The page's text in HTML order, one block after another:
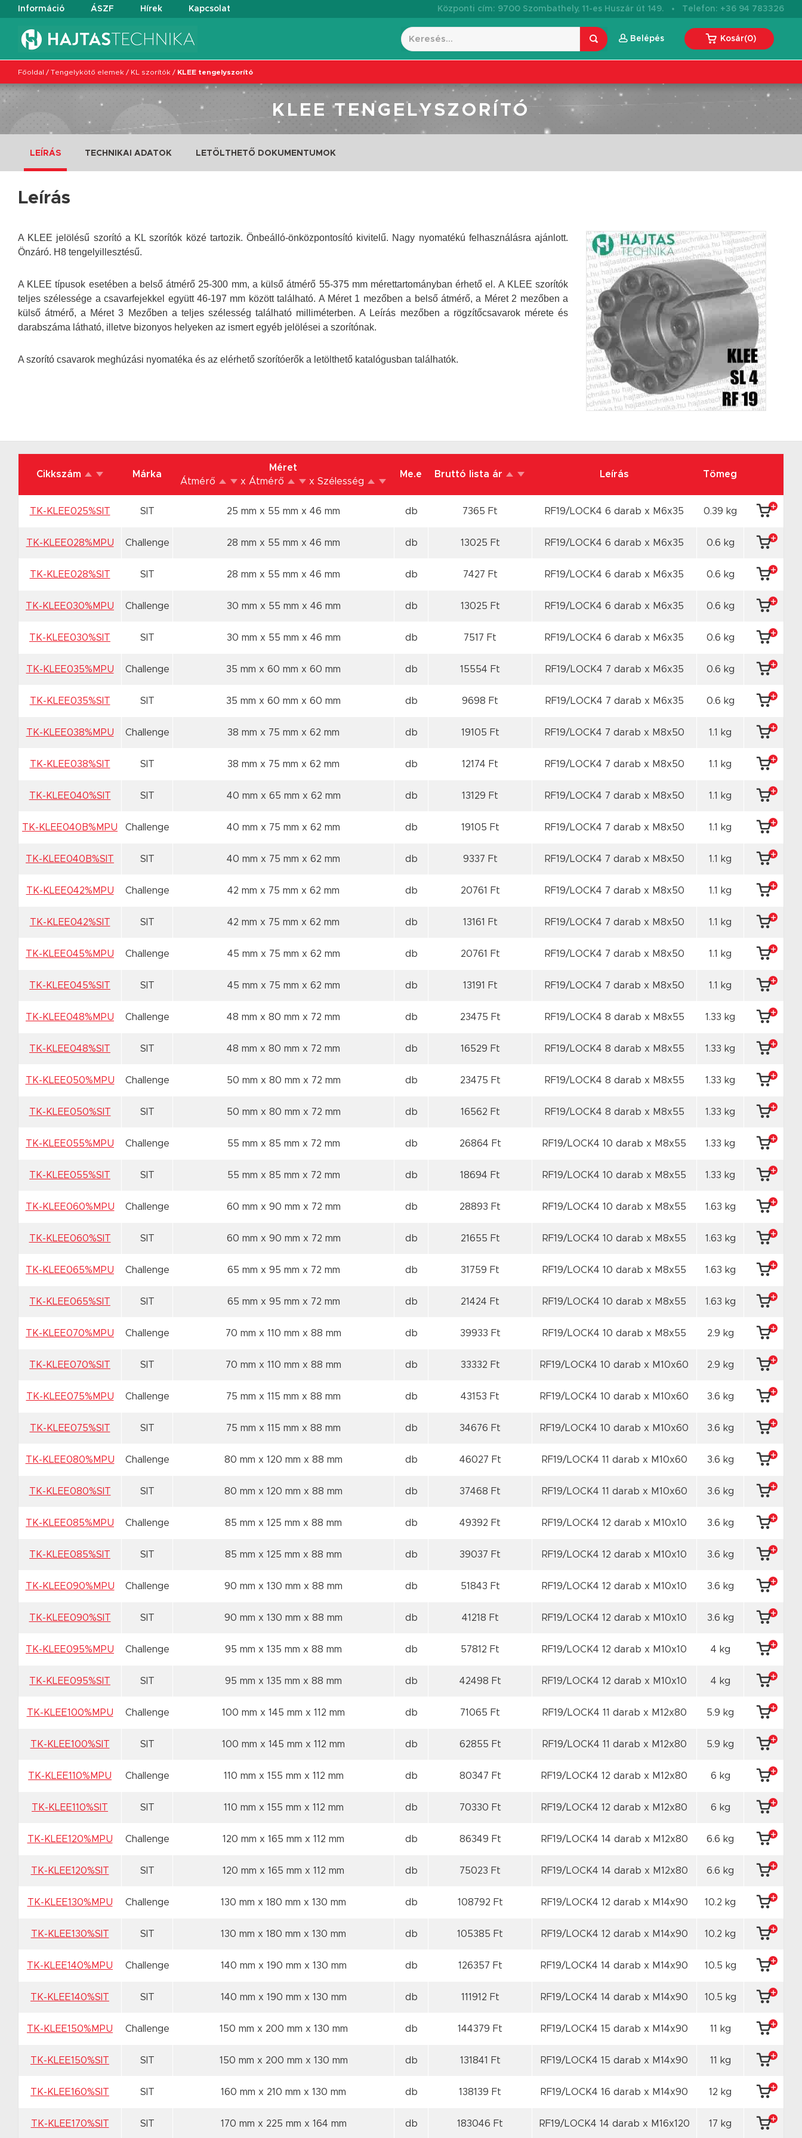
Információ ÁSZF Hírek Kapcsolat Központi cím: 9700 Szombathely, 11-es Huszár út 149. · Telefon: +36 94 783326
Belépés Kosár(0)
Főoldal / Tengelykötő elemek / KL szorítók / KLEE tengelyszorító
KLEE TENGELYSZORÍTÓ
LEÍRÁS TECHNIKAI ADATOK LETÖLTHETŐ DOKUMENTUMOK
Leírás
A KLEE jelölésű szorító a KL szorítók közé tartozik. Önbeálló-önközpontosító kivitelű. Nagy nyomatékú felhasználásra ajánlott.
Önzáró. H8 tengelyillesztésű.
A KLEE típusok esetében a belső átmérő 25-300 mm, a külső átmérő 55-375 mm mérettartományban érhető el. A KLEE szorítók
teljes szélessége a csavarfejekkel együtt 46-197 mm között található. A Méret 1 mezőben a belső átmérő, a Méret 2 mezőben a
külső átmérő, a Méret 3 Mezőben a teljes szélesség található milliméterben. A Leírás mezőben a rögzítőcsavarok mérete és
darabszáma látható, illetve bizonyos helyeken az ismert egyéb jelölései a szorítónak.
A szorító csavarok meghúzási nyomatéka és az elérhető szorítóerők a letölthető katalógusban találhatók.
Cikkszám Márka
Méret
Átmérő
x Átmérő x Szélesség
Me.e Bruttó lista ár Leírás Tömeg
TK-KLEE025%SIT SIT 25 mm x 55 mm x 46 mm db 7365 Ft RF19/LOCK4 6 darab x M6x35 0.39 kg
TK-KLEE028%MPU Challenge 28 mm x 55 mm x 46 mm db 13025 Ft RF19/LOCK4 6 darab x M6x35 0.6 kg
TK-KLEE028%SIT SIT 28 mm x 55 mm x 46 mm db 7427 Ft RF19/LOCK4 6 darab x M6x35 0.6 kg
TK-KLEE030%MPU Challenge 30 mm x 55 mm x 46 mm db 13025 Ft RF19/LOCK4 6 darab x M6x35 0.6 kg
TK-KLEE030%SIT SIT 30 mm x 55 mm x 46 mm db 7517 Ft RF19/LOCK4 6 darab x M6x35 0.6 kg
TK-KLEE035%MPU Challenge 35 mm x 60 mm x 60 mm db 15554 Ft RF19/LOCK4 7 darab x M6x35 0.6 kg
TK-KLEE035%SIT SIT 35 mm x 60 mm x 60 mm db 9698 Ft RF19/LOCK4 7 darab x M6x35 0.6 kg
TK-KLEE038%MPU Challenge 38 mm x 75 mm x 62 mm db 19105 Ft RF19/LOCK4 7 darab x M8x50 1.1 kg
TK-KLEE038%SIT SIT 38 mm x 75 mm x 62 mm db 12174 Ft RF19/LOCK4 7 darab x M8x50 1.1 kg
TK-KLEE040%SIT SIT 40 mm x 65 mm x 62 mm db 13129 Ft RF19/LOCK4 7 darab x M8x50 1.1 kg
TK-KLEE040B%MPU Challenge 40 mm x 75 mm x 62 mm db 19105 Ft RF19/LOCK4 7 darab x M8x50 1.1 kg
TK-KLEE040B%SIT SIT 40 mm x 75 mm x 62 mm db 9337 Ft RF19/LOCK4 7 darab x M8x50 1.1 kg
TK-KLEE042%MPU Challenge 42 mm x 75 mm x 62 mm db 20761 Ft RF19/LOCK4 7 darab x M8x50 1.1 kg
TK-KLEE042%SIT SIT 42 mm x 75 mm x 62 mm db 13161 Ft RF19/LOCK4 7 darab x M8x50 1.1 kg
TK-KLEE045%MPU Challenge 45 mm x 75 mm x 62 mm db 20761 Ft RF19/LOCK4 7 darab x M8x50 1.1 kg
TK-KLEE045%SIT SIT 45 mm x 75 mm x 62 mm db 13191 Ft RF19/LOCK4 7 darab x M8x50 1.1 kg
TK-KLEE048%MPU Challenge 48 mm x 80 mm x 72 mm db 23475 Ft RF19/LOCK4 8 darab x M8x55 1.33 kg
TK-KLEE048%SIT SIT 48 mm x 80 mm x 72 mm db 16529 Ft RF19/LOCK4 8 darab x M8x55 1.33 kg
TK-KLEE050%MPU Challenge 50 mm x 80 mm x 72 mm db 23475 Ft RF19/LOCK4 8 darab x M8x55 1.33 kg
TK-KLEE050%SIT SIT 50 mm x 80 mm x 72 mm db 16562 Ft RF19/LOCK4 8 darab x M8x55 1.33 kg
TK-KLEE055%MPU Challenge 55 mm x 85 mm x 72 mm db 26864 Ft RF19/LOCK4 10 darab x M8x55 1.33 kg
TK-KLEE055%SIT SIT 55 mm x 85 mm x 72 mm db 18694 Ft RF19/LOCK4 10 darab x M8x55 1.33 kg
TK-KLEE060%MPU Challenge 60 mm x 90 mm x 72 mm db 28893 Ft RF19/LOCK4 10 darab x M8x55 1.63 kg
TK-KLEE060%SIT SIT 60 mm x 90 mm x 72 mm db 21655 Ft RF19/LOCK4 10 darab x M8x55 1.63 kg
TK-KLEE065%MPU Challenge 65 mm x 95 mm x 72 mm db 31759 Ft RF19/LOCK4 10 darab x M8x55 1.63 kg
TK-KLEE065%SIT SIT 65 mm x 95 mm x 72 mm db 21424 Ft RF19/LOCK4 10 darab x M8x55 1.63 kg
TK-KLEE070%MPU Challenge 70 mm x 110 mm x 88 mm db 39933 Ft RF19/LOCK4 10 darab x M8x55 2.9 kg
TK-KLEE070%SIT SIT 70 mm x 110 mm x 88 mm db 33332 Ft RF19/LOCK4 10 darab x M10x60 2.9 kg
TK-KLEE075%MPU Challenge 75 mm x 115 mm x 88 mm db 43153 Ft RF19/LOCK4 10 darab x M10x60 3.6 kg
TK-KLEE075%SIT SIT 75 mm x 115 mm x 88 mm db 34676 Ft RF19/LOCK4 10 darab x M10x60 3.6 kg
TK-KLEE080%MPU Challenge 80 mm x 120 mm x 88 mm db 46027 Ft RF19/LOCK4 11 darab x M10x60 3.6 kg
TK-KLEE080%SIT SIT 80 mm x 120 mm x 88 mm db 37468 Ft RF19/LOCK4 11 darab x M10x60 3.6 kg
TK-KLEE085%MPU Challenge 85 mm x 125 mm x 88 mm db 49392 Ft RF19/LOCK4 12 darab x M10x10 3.6 kg
TK-KLEE085%SIT SIT 85 mm x 125 mm x 88 mm db 39037 Ft RF19/LOCK4 12 darab x M10x10 3.6 kg
TK-KLEE090%MPU Challenge 90 mm x 130 mm x 88 mm db 51843 Ft RF19/LOCK4 12 darab x M10x10 3.6 kg
TK-KLEE090%SIT SIT 90 mm x 130 mm x 88 mm db 41218 Ft RF19/LOCK4 12 darab x M10x10 3.6 kg
TK-KLEE095%MPU Challenge 95 mm x 135 mm x 88 mm db 57812 Ft RF19/LOCK4 12 darab x M10x10 4 kg
TK-KLEE095%SIT SIT 95 mm x 135 mm x 88 mm db 42498 Ft RF19/LOCK4 12 darab x M10x10 4 kg
TK-KLEE100%MPU Challenge 100 mm x 145 mm x 112 mm db 71065 Ft RF19/LOCK4 11 darab x M12x80 5.9 kg
TK-KLEE100%SIT SIT 100 mm x 145 mm x 112 mm db 62855 Ft RF19/LOCK4 11 darab x M12x80 5.9 kg
TK-KLEE110%MPU Challenge 110 mm x 155 mm x 112 mm db 80347 Ft RF19/LOCK4 12 darab x M12x80 6 kg
TK-KLEE110%SIT SIT 110 mm x 155 mm x 112 mm db 70330 Ft RF19/LOCK4 12 darab x M12x80 6 kg
TK-KLEE120%MPU Challenge 120 mm x 165 mm x 112 mm db 86349 Ft RF19/LOCK4 14 darab x M12x80 6.6 kg
TK-KLEE120%SIT SIT 120 mm x 165 mm x 112 mm db 75023 Ft RF19/LOCK4 14 darab x M12x80 6.6 kg
TK-KLEE130%MPU Challenge 130 mm x 180 mm x 130 mm db 108792 Ft RF19/LOCK4 12 darab x M14x90 10.2 kg
TK-KLEE130%SIT SIT 130 mm x 180 mm x 130 mm db 105385 Ft RF19/LOCK4 12 darab x M14x90 10.2 kg
TK-KLEE140%MPU Challenge 140 mm x 190 mm x 130 mm db 126357 Ft RF19/LOCK4 14 darab x M14x90 10.5 kg
TK-KLEE140%SIT SIT 140 mm x 190 mm x 130 mm db 111912 Ft RF19/LOCK4 14 darab x M14x90 10.5 kg
TK-KLEE150%MPU Challenge 150 mm x 200 mm x 130 mm db 144379 Ft RF19/LOCK4 15 darab x M14x90 11 kg
TK-KLEE150%SIT SIT 150 mm x 200 mm x 130 mm db 131841 Ft RF19/LOCK4 15 darab x M14x90 11 kg
TK-KLEE160%SIT SIT 160 mm x 210 mm x 130 mm db 138139 Ft RF19/LOCK4 16 darab x M14x90 12 kg
TK-KLEE170%SIT SIT 170 mm x 225 mm x 164 mm db 183046 Ft RF19/LOCK4 14 darab x M16x120 17 kg